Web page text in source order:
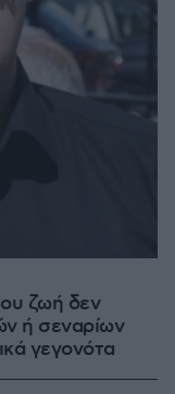
ζωή δεν
ή σεναρίων
γεγονότα